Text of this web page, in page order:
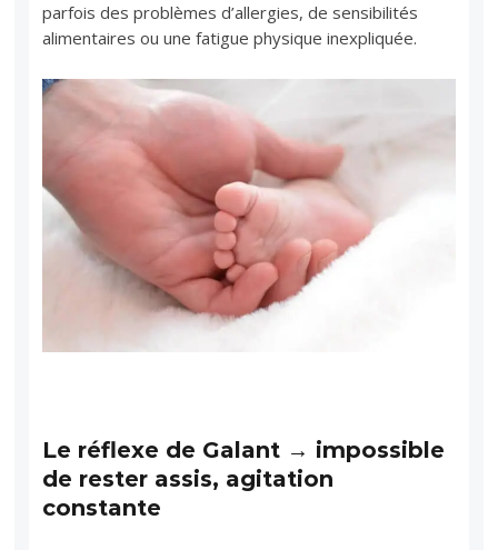
parfois des problèmes d’allergies, de sensibilités
alimentaires ou une fatigue physique inexpliquée.
Le réflexe de Galant → impossible
de rester assis, agitation
constante